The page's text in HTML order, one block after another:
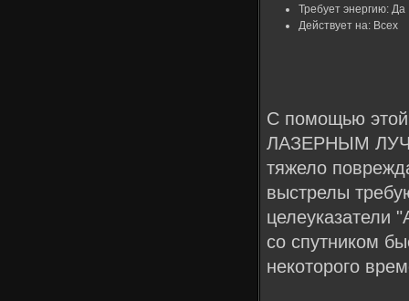
Требует энергию: Да
Действует на: Всех
С помощью этой
ЛАЗЕРНЫМ
тяжело
выстрелы
целеуказатели
со спутником
некоторого